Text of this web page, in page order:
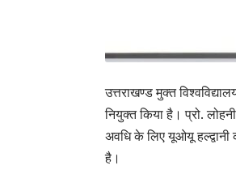
उत्तराखण्ड मुक्त
नियुक्त किया है। प्रो. लोहनी
अवधि के लिए यूओयू हल्द्वानी
है।